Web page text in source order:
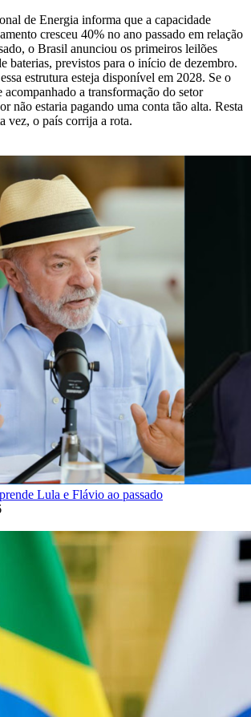
de Energia informa que a capacidade
cresceu 40% no ano passado em relação
o Brasil anunciou os primeiros leilões
baterias, previstos para o início de dezembro.
estrutura esteja disponível em 2028. Se o
acompanhado a transformação do setor
não estaria pagando uma conta tão alta. Resta
vez, o país corrija a rota.
Lula e Flávio ao passado